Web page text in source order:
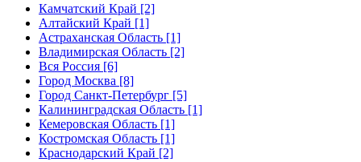
Камчатский Край [2]
Алтайский Край [1]
Астраханская Область [1]
Владимирская Область [2]
Вся Россия [6]
Город Москва [8]
Город Санкт-Петербург [5]
Калининградская Область [1]
Кемеровская Область [1]
Костромская Область [1]
Краснодарский Край [2]